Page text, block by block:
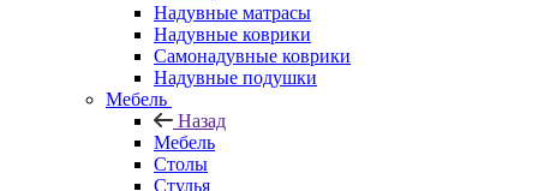
Надувные матрасы
Надувные коврики
Самонадувные коврики
Надувные подушки
Мебель
Назад
Мебель
Столы
Стулья